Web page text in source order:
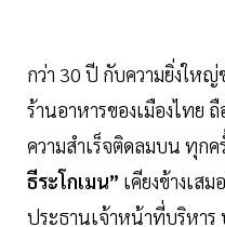
กว่า 30 ปี กับความยิ่งใหญ่
ร้านอาหารของเมืองไทย
ความสำเร็จติดลมบน ทุก
ธีระโกเมน” เคียงข้างเส
ประธานเจ้าหน้าที่บริหาร